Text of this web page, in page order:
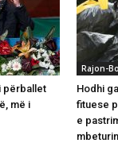
përballet
më i
Rajon-
Hodhi
fituese
e